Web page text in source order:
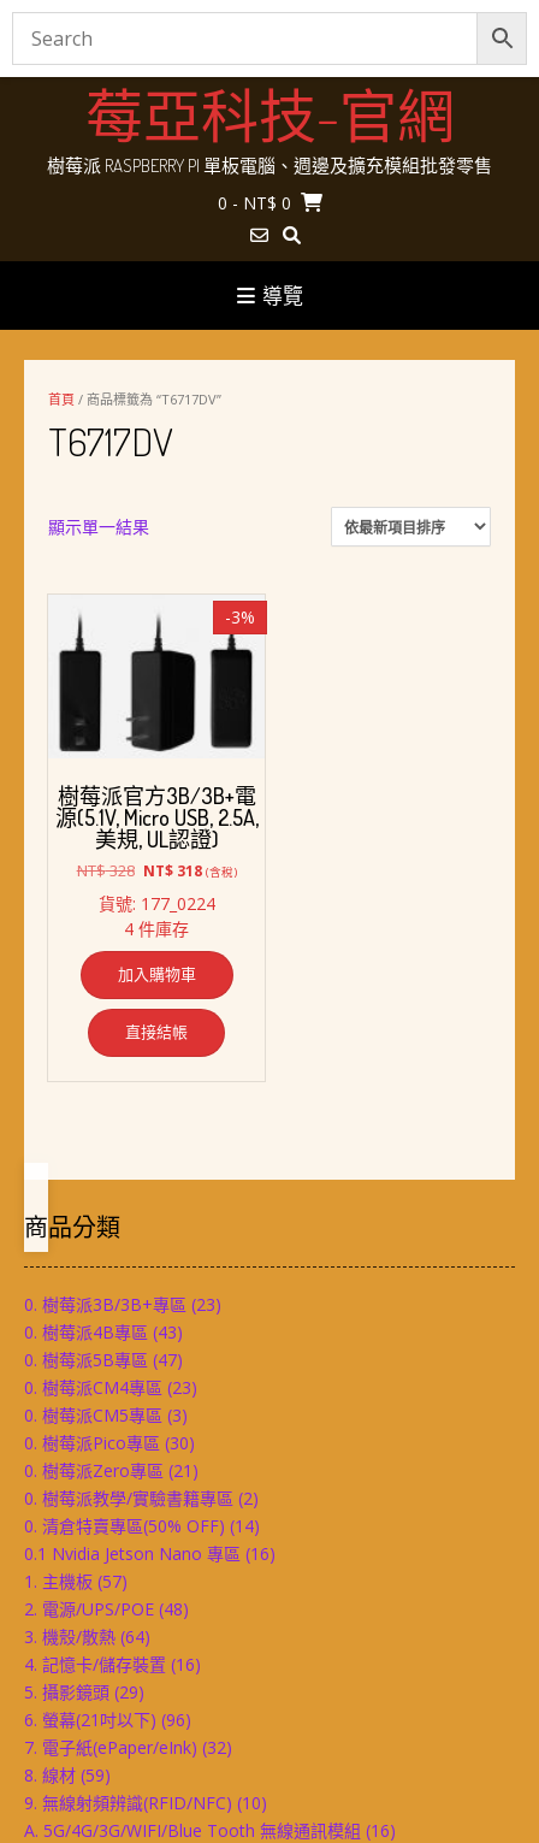
Skip
莓亞科技-官網
樹莓派 RASPBERRY PI 單板電腦、週邊及擴充模組批發零售
0 - NT$ 0
導覽
首頁 / 商品標籤為 “T6717DV”
T6717DV
顯示單一結果
-3%
樹莓派官方3B/3B+電
源(5.1V, Micro USB, 2.5A,
美規, UL認證)
NT$328 原
價
格：
NT$ 328。
NT$318目
價
NT$ 318。
(含稅)
貨號: 177_0224
4 件庫存
加入購物車
直接結帳
商品分類
0. 樹莓派3B/3B+專區 (23)
0. 樹莓派4B專區 (43)
0. 樹莓派5B專區 (47)
0. 樹莓派CM4專區 (23)
0. 樹莓派CM5專區 (3)
0. 樹莓派Pico專區 (30)
0. 樹莓派Zero專區 (21)
0. 樹莓派教學/實驗書籍專區 (2)
0. 清倉特賣專區(50% OFF) (14)
0.1 Nvidia Jetson Nano 專區 (16)
1. 主機板 (57)
2. 電源/UPS/POE (48)
3. 機殼/散熱 (64)
4. 記憶卡/儲存裝置 (16)
5. 攝影鏡頭 (29)
6. 螢幕(21吋以下) (96)
7. 電子紙(ePaper/eInk) (32)
8. 線材 (59)
9. 無線射頻辨識(RFID/NFC) (10)
A. 5G/4G/3G/WIFI/Blue Tooth 無線通訊模組 (16)